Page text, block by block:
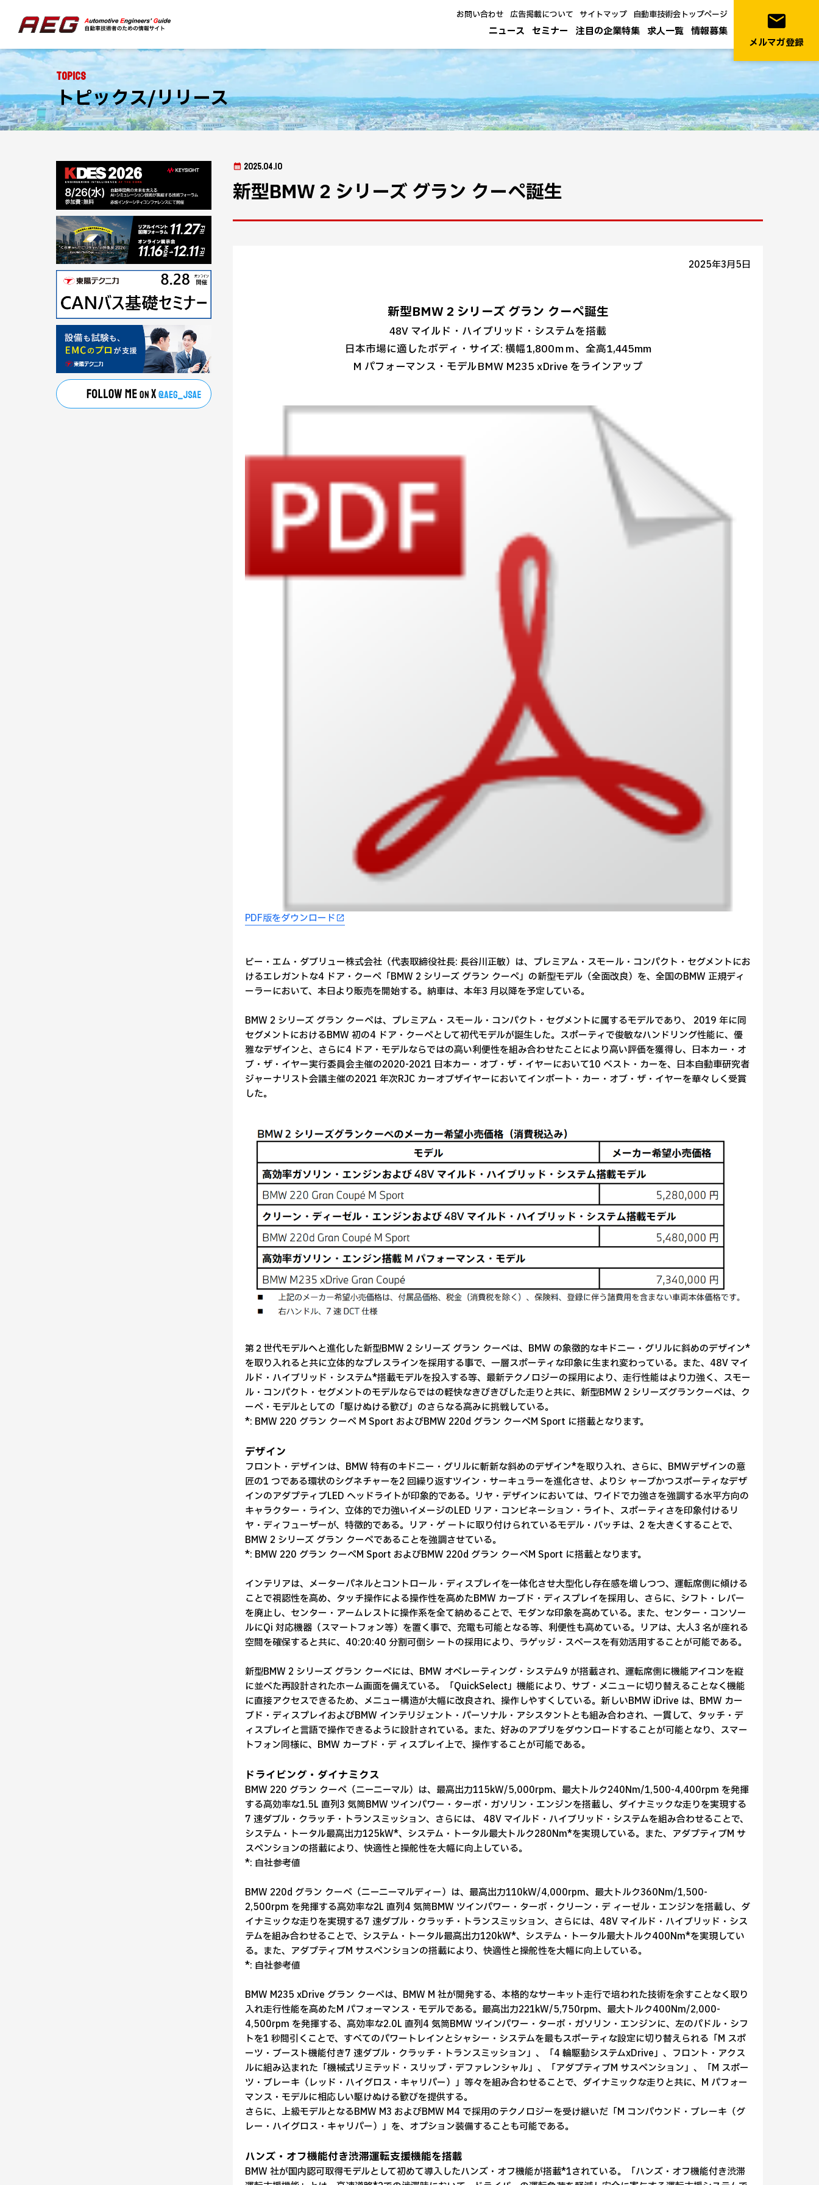
ニュース セミナー 注目の企業特集 求人一覧 情報募集
お問い合わせ 広告掲載について サイトマップ 自動車技術会トップページ email
メルマガ登録
Topics
トピックス/リリース
2025.04.10
新型BMW 2 シリーズ グラン クーペ誕生
2025年3月5日
新型BMW 2 シリーズ グラン クーペ誕生
48V マイルド・ハイブリッド・システムを搭載
日本市場に適したボディ・サイズ: 横幅1,800ｍｍ、全高1,445mm
M パフォーマンス・モデルBMW M235 xDrive をラインアップ
PDF版をダウンロード
ビー・エム・ダブリュー株式会社（代表取締役社長: 長谷川正敏）は、プレミアム・スモール・コンパクト・セグメントにお
けるエレガントな4 ドア・クーペ「BMW 2 シリーズ グラン クーペ」の新型モデル（全面改良）を、全国のBMW 正規ディ
ーラーにおいて、本日より販売を開始する。納車は、本年3 月以降を予定している。
BMW 2 シリーズ グラン クーペは、プレミアム・スモール・コンパクト・セグメントに属するモデルであり、 2019 年に同
セグメントにおけるBMW 初の4 ドア・クーペとして初代モデルが誕生した。スポーティで俊敏なハンドリング性能に、優
雅なデザインと、さらに4 ドア・モデルならではの高い利便性を組み合わせたことにより高い評価を獲得し、日本カー・オ
ブ・ザ・イヤー実行委員会主催の2020-2021 日本カー・オブ・ザ・イヤーにおいて10 ベスト・カーを、日本自動車研究者
ジャーナリスト会議主催の2021 年次RJC カーオブザイヤーにおいてインポート・カー・オブ・ザ・イヤーを華々しく受賞
した。
第２世代モデルへと進化した新型BMW 2 シリーズ グラン クーペは、BMW の象徴的なキドニー・グリルに斜めのデザイン*
を取り入れると共に立体的なプレスラインを採用する事で、一層スポーティな印象に生まれ変わっている。また、48V マイ
ルド・ハイブリッド・システム*搭載モデルを投入する等、最新テクノロジーの採用により、走行性能はより力強く、スモー
ル・コンパクト・セグメントのモデルならではの軽快なきびきびした走りと共に、新型BMW 2 シリーズグランクーペは、ク
ーペ・モデルとしての「駆けぬける歓び」のさらなる高みに挑戦している。
*: BMW 220 グラン クーペ M Sport およびBMW 220d グラン クーペM Sport に搭載となります。
デザイン
フロント・デザインは、BMW 特有のキドニー・グリルに斬新な斜めのデザイン*を取り入れ、さらに、BMWデザインの意
匠の1 つである環状のシグネチャーを2 回繰り返すツイン・サーキュラーを進化させ、よりシ ャープかつスポーティなデザ
インのアダプティブLED ヘッドライトが印象的である。リヤ・デザインにおいては、ワイドで力強さを強調する水平方向の
キャラクター・ライン、立体的で力強いイメージのLED リア・コンビネーション・ライト、スポーティさを印象付けるリ
ヤ・ディフューザーが、特徴的である。リア・ゲ ートに取り付けられているモデル・バッチは、2 を大きくすることで、
BMW 2 シリーズ グラン クーペであることを強調させている。
*: BMW 220 グラン クーペM Sport およびBMW 220d グラン クーペM Sport に搭載となります。
インテリアは、メーターパネルとコントロール・ディスプレイを一体化させ大型化し存在感を増しつつ、運転席側に傾ける
ことで視認性を高め、タッチ操作による操作性を高めたBMW カーブド・ディスプレイを採用し、さらに、シフト・レバー
を廃止し、センター・アームレストに操作系を全て納めることで、モダンな印象を高めている。また、センター・コンソー
ルにQi 対応機器（スマートフォン等）を置く事で、充電も可能となる等、利便性も高めている。リアは、大人3 名が座れる
空間を確保すると共に、40:20:40 分割可倒シ ートの採用により、ラゲッジ・スペースを有効活用することが可能である。
新型BMW 2 シリーズ グラン クーペには、BMW オペレーティング・システム9 が搭載され、運転席側に機能アイコンを縦
に並べた再設計されたホーム画面を備えている。「QuickSelect」機能により、サブ・メニューに切り替えることなく機能
に直接アクセスできるため、メニュー構造が大幅に改良され、操作しやすくしている。新しいBMW iDrive は、BMW カー
ブド・ディスプレイおよびBMW インテリジェント・パーソナル・アシスタントとも組み合わされ、一貫して、タッチ・デ
ィスプレイと言語で操作できるように設計されている。また、好みのアプリをダウンロードすることが可能となり、スマー
トフォン同様に、BMW カーブド・デ ィスプレイ上で、操作することが可能である。
ドライビング・ダイナミクス
BMW 220 グラン クーペ（ニーニーマル）は、最高出力115kW/5,000rpm、最大トルク240Nm/1,500-4,400rpm を発揮
する高効率な1.5L 直列3 気筒BMW ツインパワー・ターボ・ガソリン・エンジンを搭載し、ダイナミックな走りを実現する
7 速ダブル・クラッチ・トランスミッション、さらには、 48V マイルド・ハイブリッド・システムを組み合わせることで、
システム・トータル最高出力125kW*、システム・トータル最大トルク280Nm*を実現している。また、アダプティブM サ
スペンションの搭載により、快適性と操舵性を大幅に向上している。
*: 自社参考値
BMW 220d グラン クーペ（ニーニーマルディー）は、最高出力110kW/4,000rpm、最大トルク360Nm/1,500-
2,500rpm を発揮する高効率な2L 直列4 気筒BMW ツインパワー・ターボ・クリーン・デ ィーゼル・エンジンを搭載し、ダ
イナミックな走りを実現する7 速ダブル・クラッチ・トランスミッション、さらには、48V マイルド・ハイブリッド・シス
テムを組み合わせることで、システム・トータル最高出力120kW*、システム・トータル最大トルク400Nm*を実現してい
る。また、アダプティブM サスペンションの搭載により、快適性と操舵性を大幅に向上している。
*: 自社参考値
BMW M235 xDrive グラン クーペは、BMW M 社が開発する、本格的なサーキット走行で培われた技術を余すことなく取り
入れ走行性能を高めたM パフォーマンス・モデルである。最高出力221kW/5,750rpm、最大トルク400Nm/2,000-
4,500rpm を発揮する、高効率な2.0L 直列4 気筒BMW ツインパワー・ターボ・ガソリン・エンジンに、左のパドル・シフ
トを1 秒間引くことで、すべてのパワートレインとシャシー・システムを最もスポーティな設定に切り替えられる「M スポ
ーツ・ブースト機能付き7 速ダブル・クラッチ・トランスミッション」、「4 輪駆動システムxDrive」、フロント・アクス
ルに組み込まれた「機械式リミテッド・スリップ・デファレンシャル」、「アダプティブM サスペンション」、「M スポー
ツ・ブレーキ（レッド・ハイグロス・キャリパー）」等々を組み合わせることで、ダイナミックな走りと共に、M パフォー
マンス・モデルに相応しい駆けぬける歓びを提供する。
さらに、上級モデルとなるBMW M3 およびBMW M4 で採用のテクノロジーを受け継いだ「M コンパウンド・ブレーキ（グ
レー・ハイグロス・キャリパー）」を、オプション装備することも可能である。
ハンズ・オフ機能付き渋滞運転支援機能を搭載
BMW 社が国内認可取得モデルとして初めて導入したハンズ・オフ機能が搭載*1されている。「ハンズ・オフ機能付き渋滞